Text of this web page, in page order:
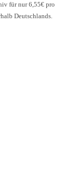
für nur 6,55€ pro
Deutschlands.